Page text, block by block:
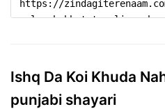
Ishq Da Koi Khuda
punjabi shayari